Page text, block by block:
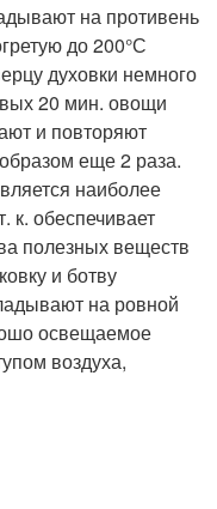
на противень
до 200°С
духовки немного
20 мин. овощи
и повторяют
еще 2 раза.
наиболее
к. обеспечивает
полезных веществ
и ботву
на ровной
освещаемое
воздуха,